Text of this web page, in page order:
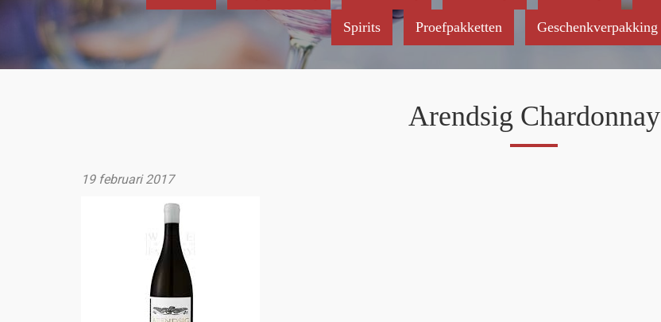
Spirits Proefpakketten Geschenkverpakking
Arendsig Chardonnay
19 februari 2017